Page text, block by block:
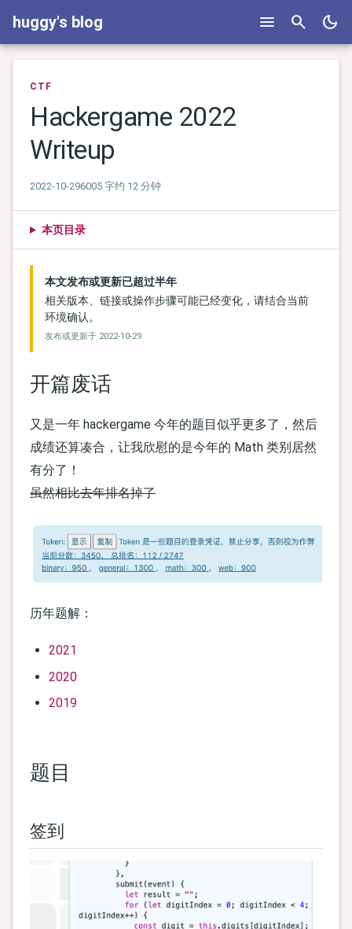
huggy's blog menu search dark_mode
CTF
Hackergame 2022
Writeup
2022-10-296005 字约 12 分钟
本页目录
本文发布或更新已超过半年
相关版本、链接或操作步骤可能已经变化，请结合当前
环境确认。
发布或更新于 2022-10-29
开篇废话
又是一年 hackergame 今年的题目似乎更多了，然后
成绩还算凑合，让我欣慰的是今年的 Math 类别居然
有分了！
虽然相比去年排名掉了
历年题解：
2021
2020
2019
题目
签到